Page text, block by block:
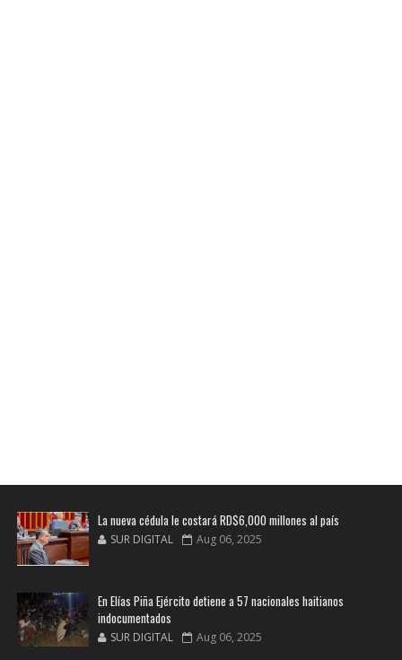
La nueva cédula le costará RD$6,000 millones al país
SUR DIGITAL Aug 06, 2025
En Elías Piña Ejército detiene a 57 nacionales haitianos
indocumentados
SUR DIGITAL Aug 06, 2025